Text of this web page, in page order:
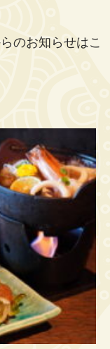
のお知らせはこ